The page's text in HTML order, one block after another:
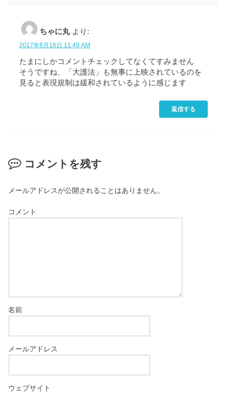
ちゃに丸 より:
2017年8月16日 11:49 AM
たまにしかコメントチェックしてなくてすみません
そうですね、「大護法」も無事に上映されているのを
見ると表現規制は緩和されているように感じます
返信する
コメントを残す
メールアドレスが公開されることはありません。
コメント
名前
メールアドレス
ウェブサイト